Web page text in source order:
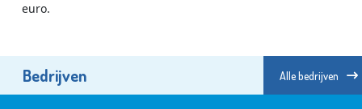
euro.
Bedrijven Alle bedrijven